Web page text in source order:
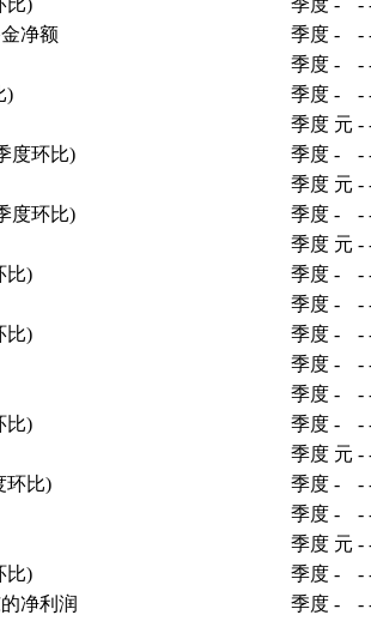
比) 季度 - -
净额
季度 - -
季度 - -
)
季度 - -
季度 元 -
度环比)
季度 - -
季度 元 -
度环比)
季度 - -
季度 元 -
比)
季度 - -
季度 - -
比)
季度 - -
季度 - -
季度 - -
比)
季度 - -
季度 元 -
环比)
季度 - -
季度 - -
季度 元 -
比)
季度 - -
净利润
季度 - -